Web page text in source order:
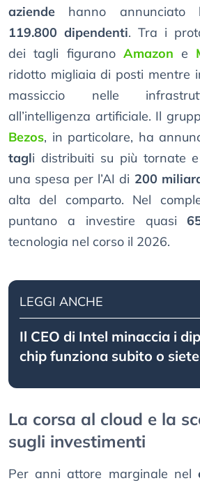
aziende hanno annunciato
119.800 dipendenti. Tra i
dei tagli figurano Amazon e
ridotto migliaia di posti mentre
massiccio nelle
all’intelligenza artificiale. Il
Bezos, in particolare, ha
tagli distribuiti su più tornate
una spesa per l’AI di 200
alta del comparto. Nel
puntano a investire quasi
tecnologia nel corso il 2026.
LEGGI ANCHE
Il CEO di Intel minaccia i
chip funziona subito o
La corsa al cloud e la
sugli investimenti
Per anni attore marginale nel